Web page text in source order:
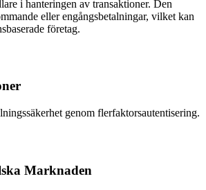
i hanteringen av transaktioner. Den
eller engångsbetalningar, vilket kan
företag.
genom flerfaktorsautentisering.
Marknaden